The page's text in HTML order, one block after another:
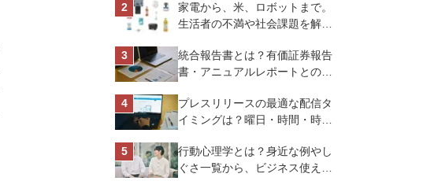
トを解説
家電から、米、ロボットまで。
生活者の不満や社会課題を解決
スオーヤマ株式会社
統合報告書とは？有価証券報告
書・アニュアルレポートとの違
プレスリリースの最適な配信タ
イミングは？曜日・時間・時期
化させよう
行動心理学とは？身近な例やし
ぐさ一覧から、ビジネス使える